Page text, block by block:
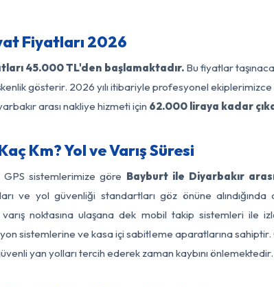
Fiyatları 2026
45.000 TL'den başlamaktadır.Bu fiyatlar
gösterir. 2026 yılı itibariyle profesyonel
arası nakliye hizmeti için 62.000 liraya kadar
Km? Yol ve Varış Süresi
sistemlerimize göre Bayburt ile Diyarbakır
ve yol güvenliği standartları göz önüne
noktasına ulaşana dek mobil takip sistemleri ile
sistemlerine ve kasa içi sabitleme aparatlarına
yan yolları tercih ederek zaman kaybını önlemektedir.